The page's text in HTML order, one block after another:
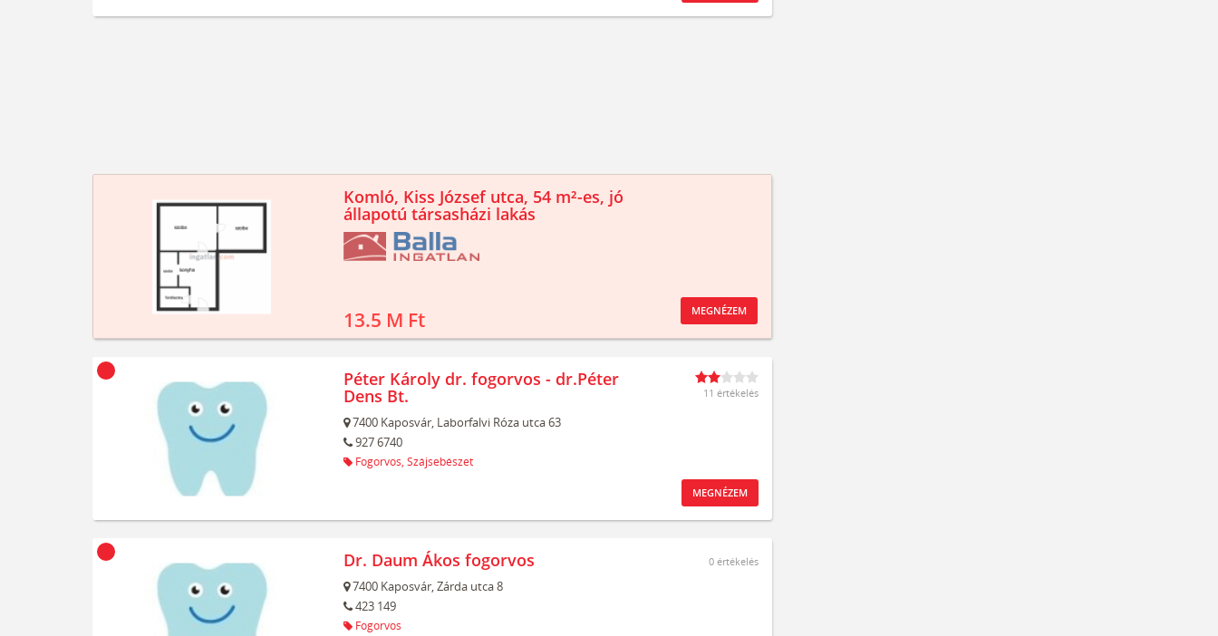
Komló, Kiss József utca, 54 m²-es, jó
állapotú társasházi lakás
13.5 M Ft MEGNÉZEM
Péter Károly dr. fogorvos - dr.Péter
Dens Bt.
7400 Kaposvár, Laborfalvi Róza utca 63
927 6740
Fogorvos, Szájsebészet
11 értékelés
MEGNÉZEM
Dr. Daum Ákos fogorvos
7400 Kaposvár,Zárda utca 8
423 149
Fogorvos
0 értékelés